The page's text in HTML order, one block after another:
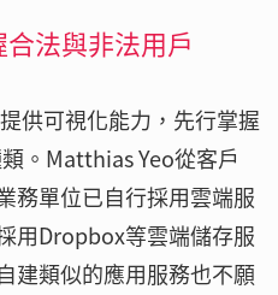
法與非法用戶
供可視化能力，先行掌握
。Matthias Yeo從客戶
務單位已自行採用雲端服
用Dropbox等雲端儲存服
建類似的應用服務也不願